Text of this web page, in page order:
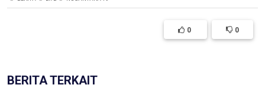
0 0
BERITA TERKAIT